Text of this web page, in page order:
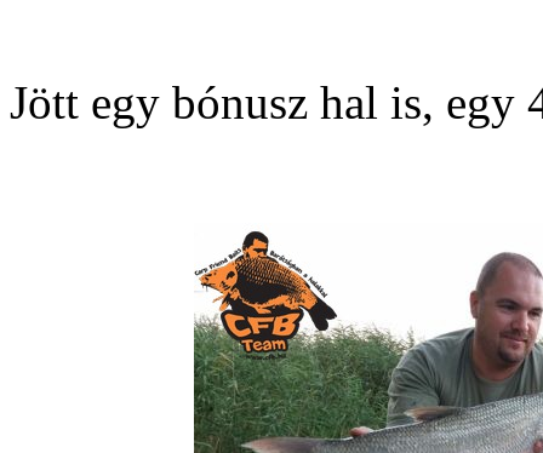
Jött egy bónusz hal is, egy